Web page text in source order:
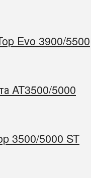
Evo 3900/5500
AT3500/5000
3500/5000 ST